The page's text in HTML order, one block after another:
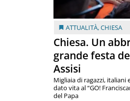
ATTUALITÀ,CHIESA
Chiesa. Un
grande festa
Assisi
Migliaia di ragazzi, italiani
dato vita al “GO!
del Papa